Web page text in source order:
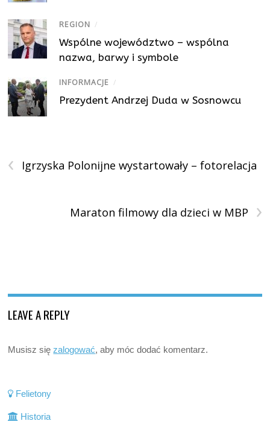
REGION /
Wspólne województwo – wspólna
nazwa, barwy i symbole
INFORMACJE /
Prezydent Andrzej Duda w Sosnowcu
‹ Igrzyska Polonijne wystartowały – fotorelacja
›
Maraton filmowy dla dzieci w MBP
LEAVE A REPLY
Musisz sięzalogować, aby móc dodać komentarz.
Felietony
Historia